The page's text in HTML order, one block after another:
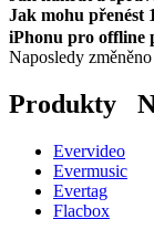
Jak mohu přenést
iPhonu pro offline
Naposledy změněno
Produkty
Evervideo
Evermusic
Evertag
Flacbox